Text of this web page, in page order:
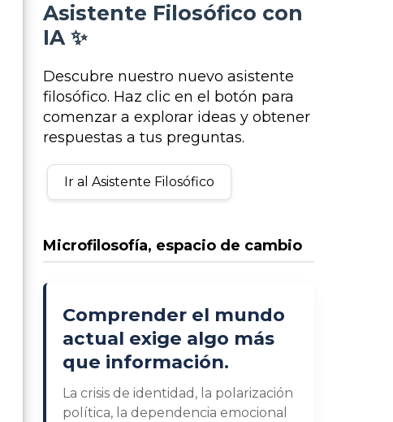
Asistente Filosófico con
IA ✨
Descubre nuestro nuevo asistente
filosófico. Haz clic en el botón para
comenzar a explorar ideas y obtener
respuestas a tus preguntas.
Ir al Asistente Filosófico
Microfilosofía, espacio de cambio
Comprender el mundo
actual exige algo más
que información.
La crisis de identidad, la polarización
política, la dependencia emocional